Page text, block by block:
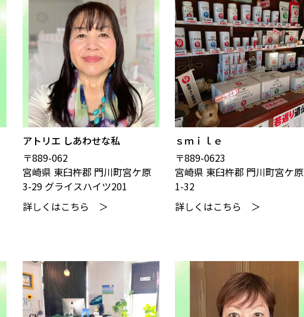
アトリエ しあわせな私
〒889-062
宮崎県 東臼杵郡 門川町宮ケ原
3-29 グライスハイツ201
詳しくはこちら ＞
ｓｍｉｌｅ
〒889-0623
宮崎県 東臼杵郡 門川町宮ケ原
1-32
詳しくはこちら ＞